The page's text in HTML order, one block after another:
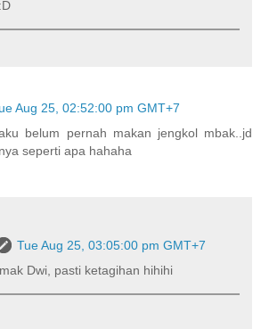
Aug 25, 02:52:00 pm GMT+7
belum pernah makan jengkol mbak..jd
seperti apa hahaha
Tue Aug 25, 03:05:00 pm GMT+7
Dwi, pasti ketagihan hihihi